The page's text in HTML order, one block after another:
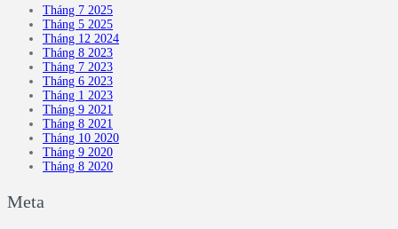
Tháng 7 2025
Tháng 5 2025
Tháng 12 2024
Tháng 8 2023
Tháng 7 2023
Tháng 6 2023
Tháng 1 2023
Tháng 9 2021
Tháng 8 2021
Tháng 10 2020
Tháng 9 2020
Tháng 8 2020
Meta